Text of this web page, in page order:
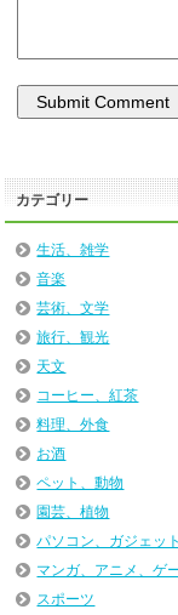
カテゴリー
生活、雑学
音楽
芸術、文学
旅行、観光
天文
コーヒー、紅茶
料理、外食
お酒
ペット、動物
園芸、植物
パソコン、ガジェッ
マンガ、アニメ、ゲ
スポーツ